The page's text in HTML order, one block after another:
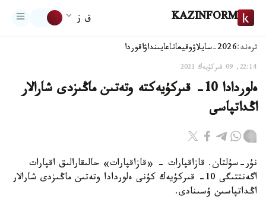
KAZINFORM ق ز
ترەند:2026-سايلاۋ وقيعاتاعايىنداۋاقوردا
22:14, 09 قىركۇيەك 2021
ەلوردادا 10- قىركۇيەكتە وتەتىن ماڭىزدى شارالار
اڭداتپاسى
نۇر-سۇلتان. قازاقپارات - «قازاقپارات» حالىقارالىق اقپارات
اگەنتتىگى 10- قىركۇيەك كۇنى ەلوردادا وتەتىن ماڭىزدى شارالار
اڭداتپاسىن ۇسىنادى.